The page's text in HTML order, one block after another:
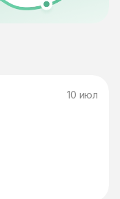
10 июл